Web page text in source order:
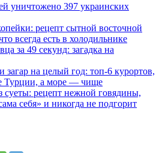
уничтожено 397 украинских
рецепт сытной восточной
всегда есть в холодильнике
за 49 секунд: загадка на
на целый год: топ-6 курортов,
Турции, а море — чище
рецепт нежной говядины,
себя» и никогда не подгорит